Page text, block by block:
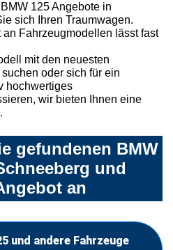
125 Angebote in
sich Ihren Traumwagen.
Fahrzeugmodellen lässt fast
mit den neuesten
oder sich für ein
hochwertiges
wir bieten Ihnen eine
gefundenen BMW
und
an
und andere Fahrzeuge